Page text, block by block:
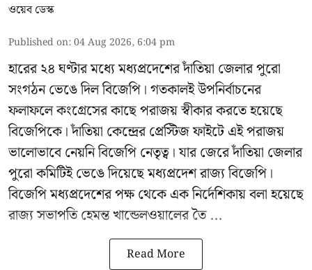
ওয়েব ডেস্ক
Published on:04 Aug 2026, 6:04 pm
হারের ২৪ ঘণ্টার মধ্যে মধ্যপ্রদেশের দাঁতিয়া জেলার পুরো
সংগঠন ভেঙে দিল বিজেপি। গতকালই উপনির্বাচনের
ফলাফলে কংগ্রেসের কাছে পরাজয় স্বীকার করতে হয়েছে
বিজেপিকে। দাঁতিয়া কেন্দ্রের প্রেস্টিজ ফাইটে এই পরাজয়
ভালোভাবে নেয়নি বিজেপি নেতৃত্ব। যার জেরে দাঁতিয়া জেলার
পুরো কমিটিই ভেঙে দিয়েছে মধ্যপ্রদেশ রাজ্য বিজেপি।
বিজেপি মধ্যপ্রদেশের পক্ষ থেকে এক নির্দেশিকায় বলা হয়েছে
রাজ্য সভাপতি হেমন্ত খান্ডেলওয়ালের তৈ ...
Read More